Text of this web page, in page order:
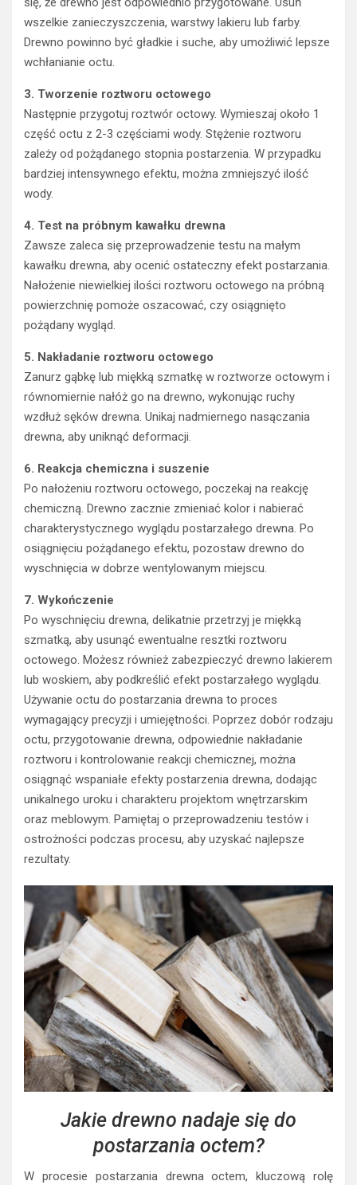
wszelkie zanieczyszczenia, warstwy lakieru lub farby.
Drewno powinno być gładkie i suche, aby umożliwić lepsze
wchłanianie octu.
3. Tworzenie roztworu octowego
Następnie przygotuj roztwór octowy. Wymieszaj około 1
część octu z 2-3 częściami wody. Stężenie roztworu
zależy od pożądanego stopnia postarzenia. W przypadku
bardziej intensywnego efektu, można zmniejszyć ilość
wody.
4. Test na próbnym kawałku drewna
Zawsze zaleca się przeprowadzenie testu na małym
kawałku drewna, aby ocenić ostateczny efekt postarzania.
Nałożenie niewielkiej ilości roztworu octowego na próbną
powierzchnię pomoże oszacować, czy osiągnięto
pożądany wygląd.
5. Nakładanie roztworu octowego
Zanurz gąbkę lub miękką szmatkę w roztworze octowym i
równomiernie nałóż go na drewno, wykonując ruchy
wzdłuż sęków drewna. Unikaj nadmiernego nasączania
drewna, aby uniknąć deformacji.
6. Reakcja chemiczna i suszenie
Po nałożeniu roztworu octowego, poczekaj na reakcję
chemiczną. Drewno zacznie zmieniać kolor i nabierać
charakterystycznego wyglądu postarzałego drewna. Po
osiągnięciu pożądanego efektu, pozostaw drewno do
wyschnięcia w dobrze wentylowanym miejscu.
7. Wykończenie
Po wyschnięciu drewna, delikatnie przetrzyj je miękką
szmatką, aby usunąć ewentualne resztki roztworu
octowego. Możesz również zabezpieczyć drewno lakierem
lub woskiem, aby podkreślić efekt postarzałego wyglądu.
Używanie octu do postarzania drewna to proces
wymagający precyzji i umiejętności. Poprzez dobór rodzaju
octu, przygotowanie drewna, odpowiednie nakładanie
roztworu i kontrolowanie reakcji chemicznej, można
osiągnąć wspaniałe efekty postarzenia drewna, dodając
unikalnego uroku i charakteru projektom wnętrzarskim
oraz meblowym. Pamiętaj o przeprowadzeniu testów i
ostrożności podczas procesu, aby uzyskać najlepsze
rezultaty.
Jakie drewno nadaje się do
postarzania octem?
W procesie postarzania drewna octem, kluczową rolę